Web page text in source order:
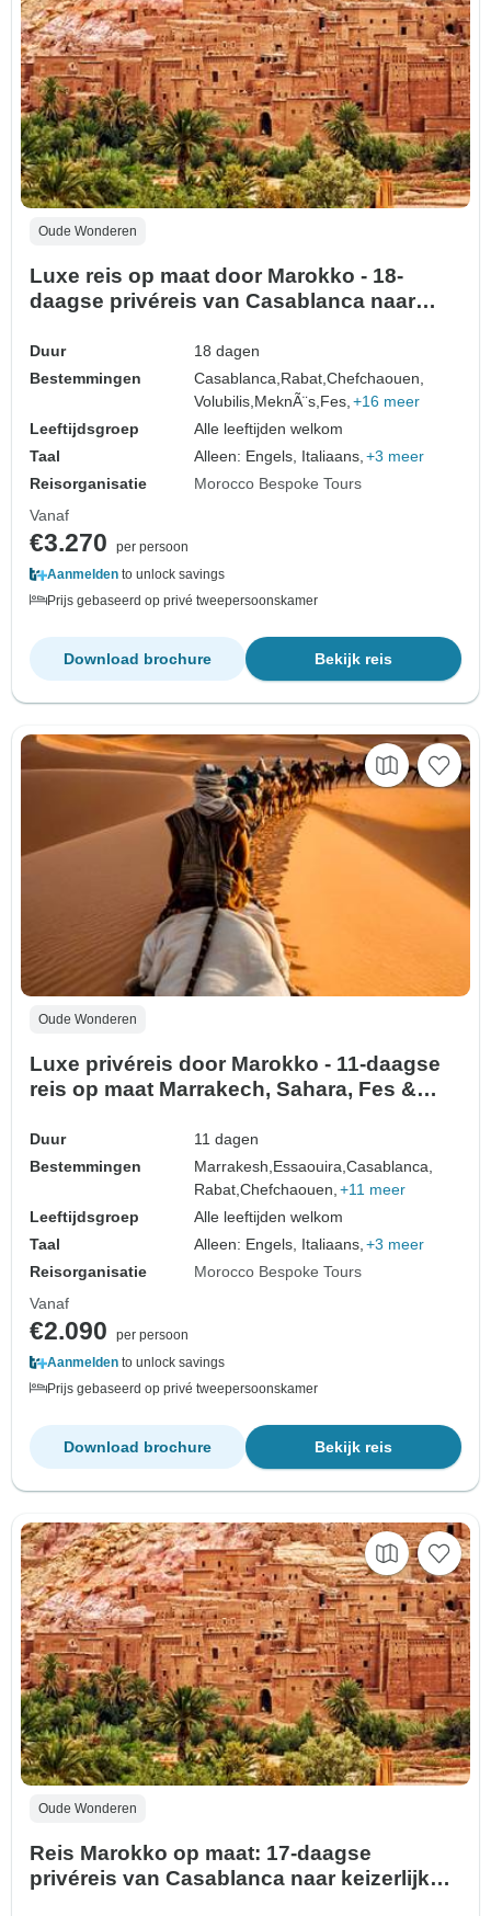
Oude Wonderen
Luxe reis op maat door Marokko - 18-
daagse privéreis van Casablanca naar
Saharawoestijn
Duur
18 dagen
Bestemmingen
Casablanca,Rabat,Chefchaouen,
Volubilis,MeknÃ¨s,Fes, +16 meer
Leeftijdsgroep
Alle leeftijden welkom
Taal
Alleen: Engels, Italiaans, +3 meer
Reisorganisatie
Morocco Bespoke Tours
Vanaf
€3.270
per persoon
Aanmelden to unlock savings
Prijs gebaseerd op privé tweepersoonskamer
Bekijk reis
Download brochure
Oude Wonderen
Luxe privéreis door Marokko - 11-daagse
reis op maat Marrakech, Sahara, Fes &
Duur
11 dagen
Bestemmingen
Marrakesh,Essaouira,Casablanca,
Rabat,Chefchaouen, +11 meer
Leeftijdsgroep
Alle leeftijden welkom
Taal
Alleen: Engels, Italiaans, +3 meer
Reisorganisatie
Morocco Bespoke Tours
Vanaf
€2.090
per persoon
Aanmelden to unlock savings
Prijs gebaseerd op privé tweepersoonskamer
Bekijk reis
Download brochure
Oude Wonderen
Reis Marokko op maat: 17-daagse
privéreis van Casablanca naar keizerlijke